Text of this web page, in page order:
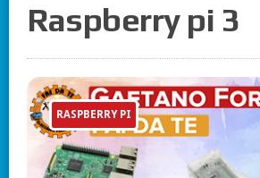
Raspberry pi 3
RASPBERRY PI